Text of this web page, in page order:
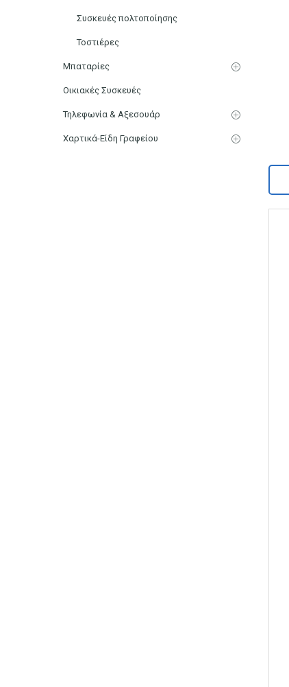
Συσκευές πολτοποίησης
Τοστιέρες
Μπαταρίες
Οικιακές Συσκευές
Τηλεφωνία & Αξεσουάρ
Χαρτικά-Είδη Γραφείου